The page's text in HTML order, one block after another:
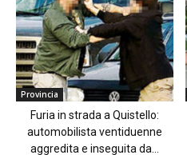
Provincia
Furia in strada a Quistello:
automobilista ventiduenne
aggredita e inseguita da...